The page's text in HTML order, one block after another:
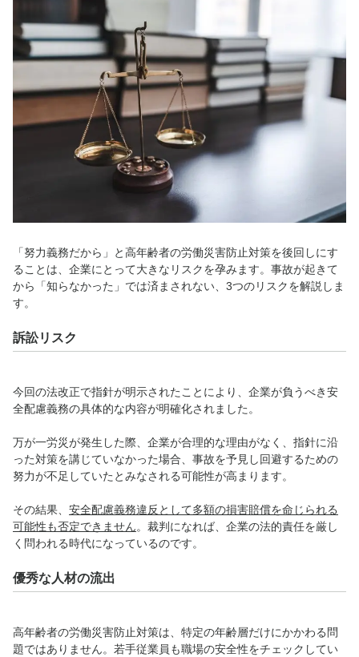
「努力義務だから」と高年齢者の労働災害防止対策を後回しにす
ることは、企業にとって大きなリスクを孕みます。事故が起きて
から「知らなかった」では済まされない、3つのリスクを解説しま
す。
訴訟リスク
今回の法改正で指針が明示されたことにより、企業が負うべき安
全配慮義務の具体的な内容が明確化されました。
万が一労災が発生した際、企業が合理的な理由がなく、指針に沿
った対策を講じていなかった場合、事故を予見し回避するための
努力が不足していたとみなされる可能性が高まります。
その結果、 安全配慮義務違反として多額の損害賠償を命じられる
可能性も否定できません。裁判になれば、企業の法的責任を厳し
く問われる時代になっているのです。
優秀な人材の流出
高年齢者の労働災害防止対策は、特定の年齢層だけにかかわる問
題ではありません。若手従業員も職場の安全性をチェックしてい